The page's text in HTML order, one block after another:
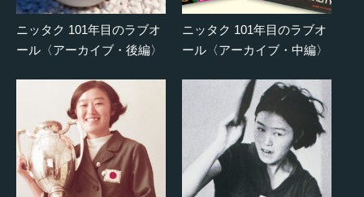
ニッタク 101年目のラブオ
ール〈アーカイブ・後編〉
ニッタク 101年目のラブオ
ール〈アーカイブ・中編〉